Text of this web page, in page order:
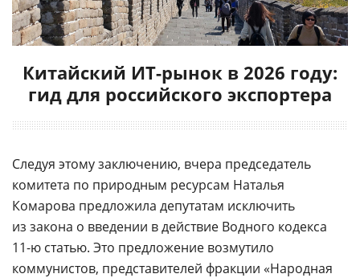
Китайский ИТ-рынок в 2026 году:
гид для российского экспортера
Следуя этому заключению, вчера председатель
комитета по природным ресурсам Наталья
Комарова предложила депутатам исключить
из закона о введении в действие Водного кодекса
11-ю статью. Это предложение возмутило
коммунистов, представителей фракции «Народная